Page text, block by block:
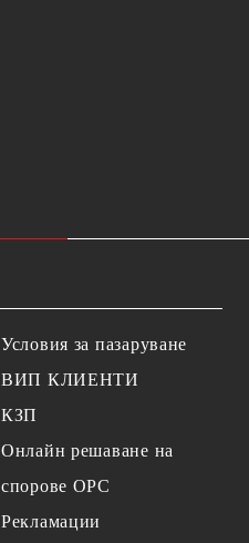
Условия за пазаруване
ВИП КЛИЕНТИ
КЗП
Онлайн решаване на
спорове OPC
Рекламации